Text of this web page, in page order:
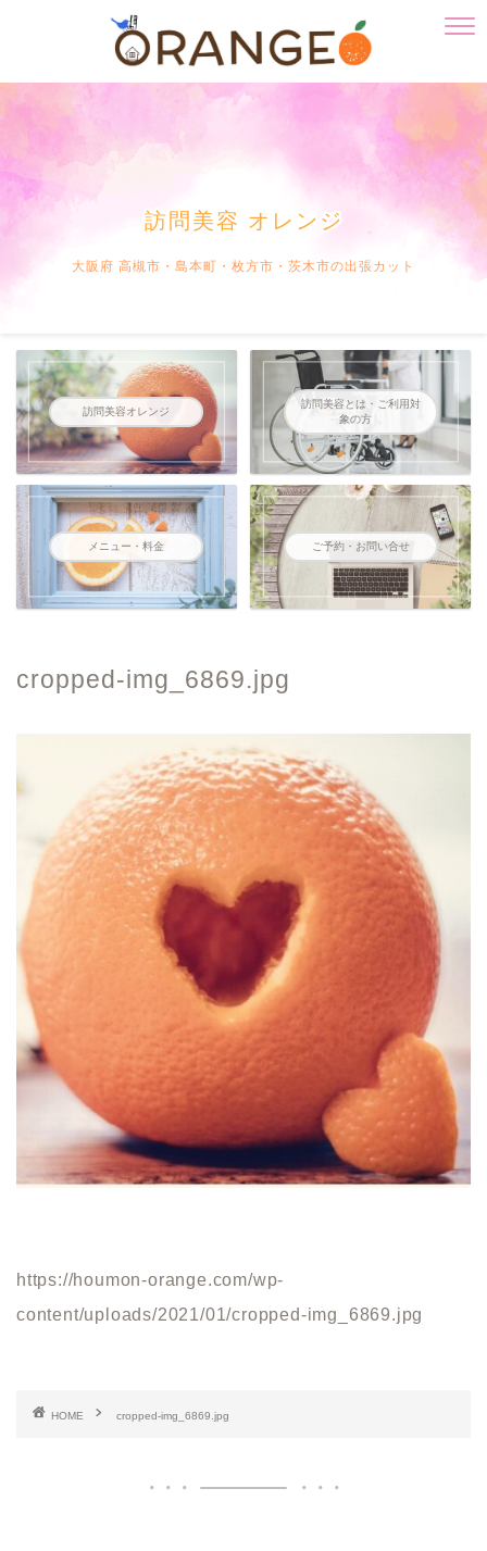
訪問美容 オレンジ
大阪府 高槻市・島本町・枚方市・茨木市の出張カット
訪問美容オレンジ
訪問美容とは・ご利用対
象の方
メニュー・料金 ご予約・お問い合せ
cropped-img_6869.jpg
https://houmon-orange.com/wp-
content/uploads/2021/01/cropped-img_6869.jpg
HOME cropped-img_6869.jpg